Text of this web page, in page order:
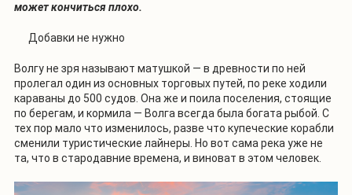
может кончиться плохо.
Добавки не нужно
Волгу не зря называют матушкой — в древности по ней
пролегал один из основных торговых путей, по реке ходили
караваны до 500 судов. Она же и поила поселения, стоящие
по берегам, и кормила — Волга всегда была богата рыбой. С
тех пор мало что изменилось, разве что купеческие корабли
сменили туристические лайнеры. Но вот сама река уже не
та, что в стародавние времена, и виноват в этом человек.